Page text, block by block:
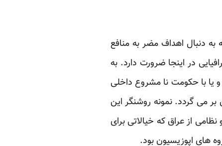
دنبال اهداف مضر به منافع
در اینجا ضرورت دارد. به
یا با حکومت نا مشروع داخلی
می گردد. نمونه روشنگر این
از عراق که خیالاتی برای
های اپوزیسیون بود.